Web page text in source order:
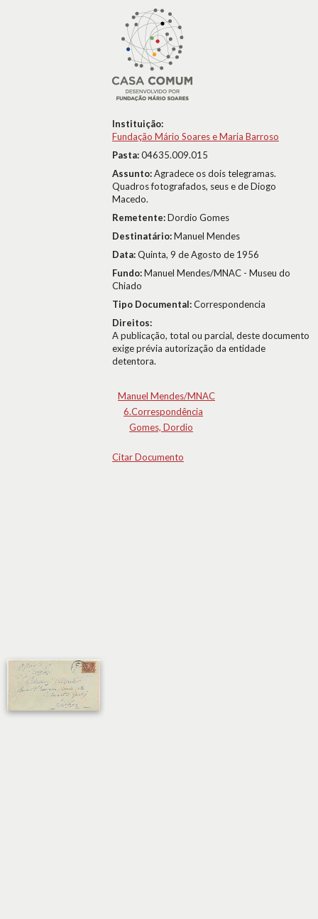
Instituição:
Fundação Mário Soares e Maria Barroso
Pasta:04635.009.015
Assunto:Agradece os dois telegramas.
Quadros fotografados, seus e de Diogo
Macedo.
Remetente:Dordio Gomes
Destinatário:Manuel Mendes
Data:Quinta, 9 de Agosto de 1956
Fundo:Manuel Mendes/MNAC - Museu do
Chiado
Tipo Documental:Correspondencia
Direitos:
A publicação, total ou parcial, deste documento
exige prévia autorização da entidade
detentora.
Manuel Mendes/MNAC
6.Correspondência
Gomes, Dordio
Citar Documento